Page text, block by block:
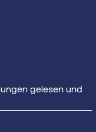
gelesen und